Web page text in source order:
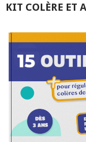
KIT COLÈRE ET